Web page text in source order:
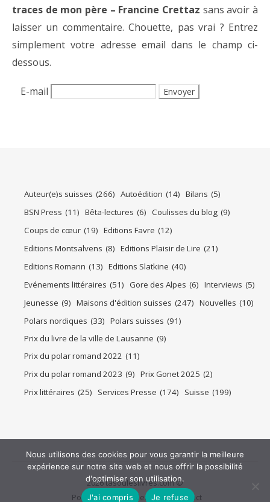
traces de mon père – Francine Crettaz sans avoir à
laisser un commentaire. Chouette, pas vrai ? Entrez
simplement votre adresse email dans le champ ci-
dessous.
E-mail
Auteur(e)s suisses (266) Autoédition (14) Bilans (5)
BSN Press (11) Bêta-lectures (6) Coulisses du blog (9)
Coups de cœur (19) Editions Favre (12)
Editions Montsalvens (8) Editions Plaisir de Lire (21)
Editions Romann (13) Editions Slatkine (40)
Evénements littéraires (51) Gore des Alpes (6) Interviews (5)
Jeunesse (9) Maisons d'édition suisses (247) Nouvelles (10)
Polars nordiques (33) Polars suisses (91)
Prix du livre de la ville de Lausanne (9)
Prix du polar romand 2022 (11)
Prix du polar romand 2023 (9) Prix Gonet 2025 (2)
Prix littéraires (25) Services Presse (174) Suisse (199)
2026 tasouleslivres.com ©
Politique de confidentialité Contact
Nous utilisons des cookies pour vous garantir la meilleure
expérience sur notre site web et nous offrir la possibilité
d'optimiser son utilisation.
J'ai compris
Je refuse